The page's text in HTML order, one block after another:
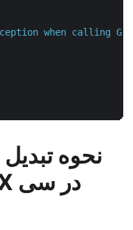
when calling
نحوه